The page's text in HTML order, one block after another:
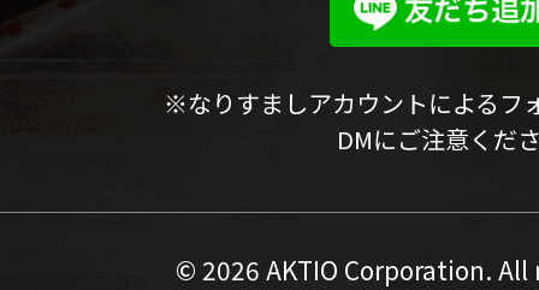
※なりすましアカウントによるフ
DMにご注意くだ
© 2026 AKTIO Corporation.